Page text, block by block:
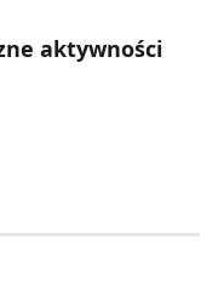
aktywności